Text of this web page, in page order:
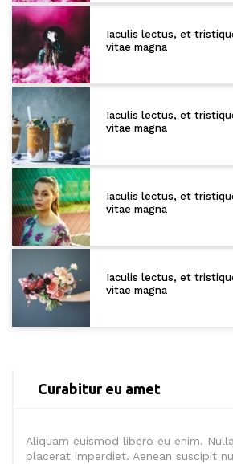
Iaculis lectus, et
vitae magna
Iaculis lectus, et
vitae magna
Iaculis lectus, et
vitae magna
Iaculis lectus, et
vitae magna
Curabitur eu amet
Aliquam euismod libero eu enim.
placerat imperdiet. Aenean suscipit